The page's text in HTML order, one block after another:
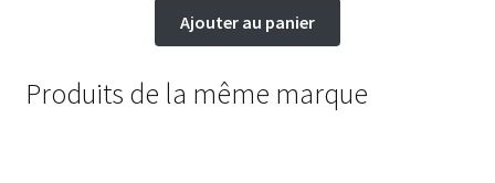
Ajouter au panier
Produits de la même marque